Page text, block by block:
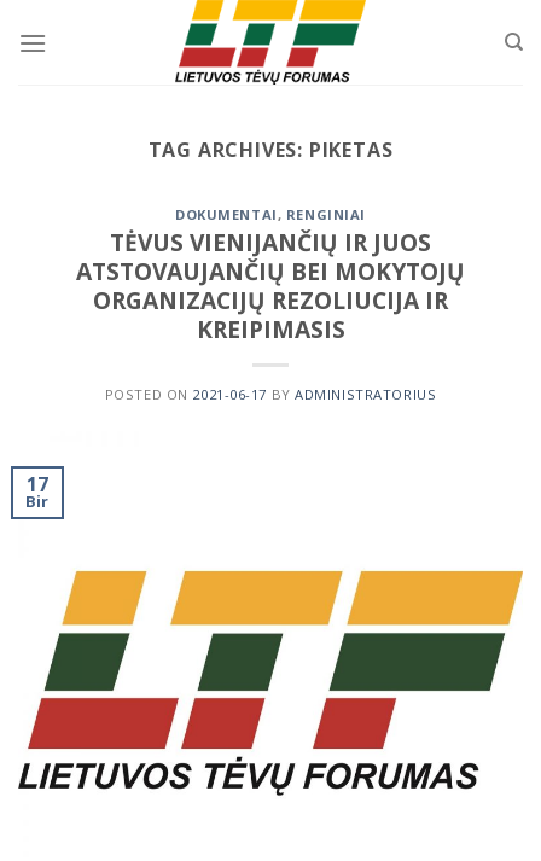
TAG ARCHIVES: PIKETAS
DOKUMENTAI, RENGINIAI
TĖVUS VIENIJANČIŲ IR JUOS
ATSTOVAUJANČIŲ BEI MOKYTOJŲ
ORGANIZACIJŲ REZOLIUCIJA IR
KREIPIMASIS
POSTED ON 2021-06-17 BYADMINISTRATORIUS
17
Bir